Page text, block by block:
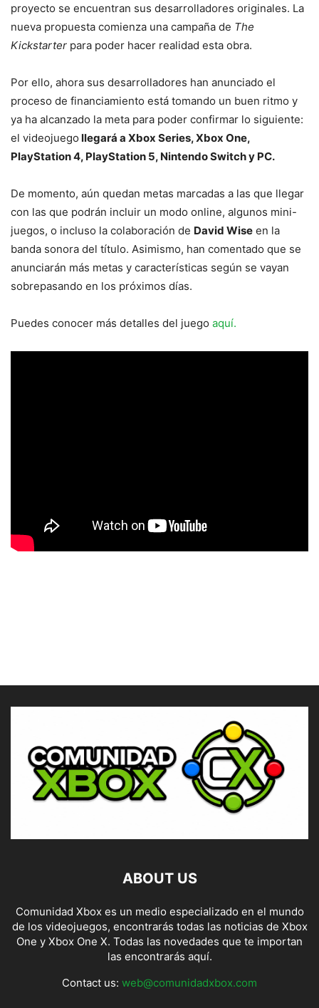
proyecto se encuentran sus desarrolladores originales. La
nueva propuesta comienza una campaña de The
Kickstarter para poder hacer realidad esta obra.
Por ello, ahora sus desarrolladores han anunciado el
proceso de financiamiento está tomando un buen ritmo y
ya ha alcanzado la meta para poder confirmar lo siguiente:
el videojuego llegará a Xbox Series, Xbox One,
PlayStation 4, PlayStation 5, Nintendo Switch y PC.
De momento, aún quedan metas marcadas a las que llegar
con las que podrán incluir un modo online, algunos mini-
juegos, o incluso la colaboración de David Wise en la
banda sonora del título. Asimismo, han comentado que se
anunciarán más metas y características según se vayan
sobrepasando en los próximos días.
Puedes conocer más detalles del juego aquí.
ABOUT US
Comunidad Xbox es un medio especializado en el mundo
de los videojuegos, encontrarás todas las noticias de Xbox
One y Xbox One X. Todas las novedades que te importan
las encontrarás aquí.
Contact us: web@comunidadxbox.com